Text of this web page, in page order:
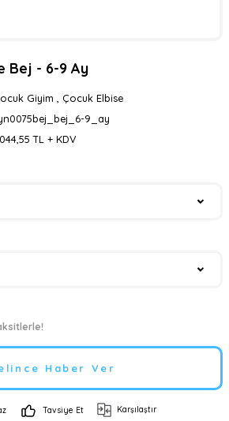
Bej - 6-9 Ay
Giyim
Çocuk Elbise
9_ay
TL + KDV
Haber Ver
Tavsiye Et Karşılaştır